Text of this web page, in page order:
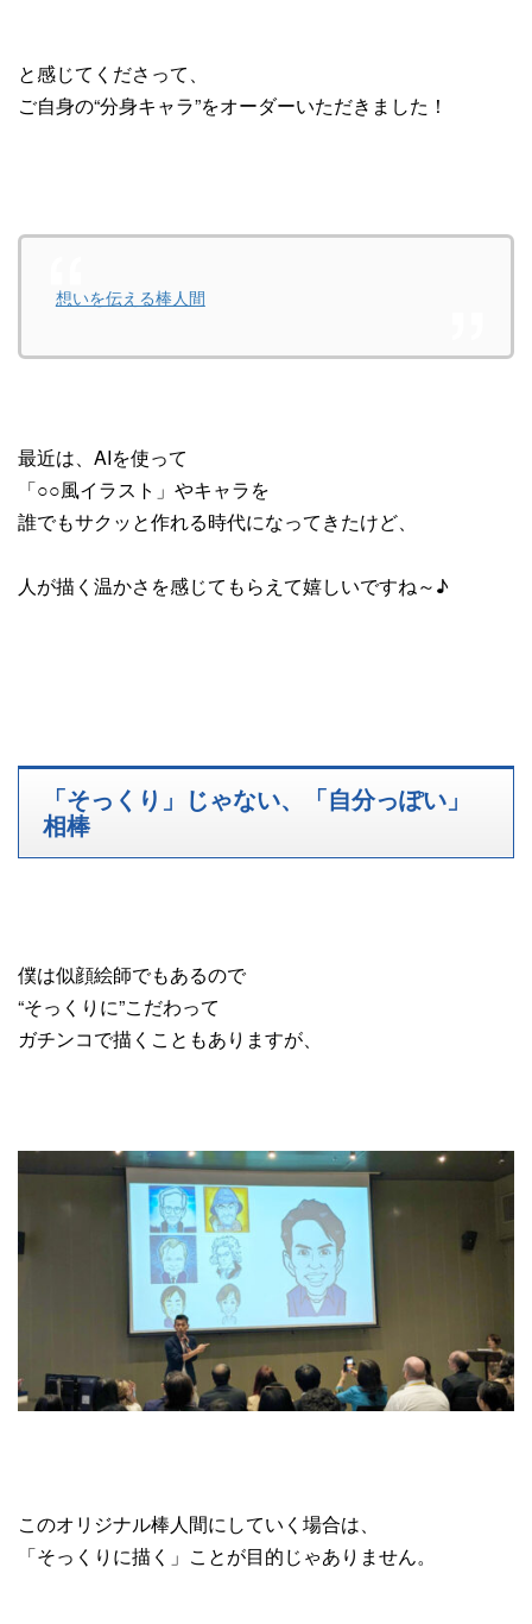
と感じてくださって、
ご自身の“分身キャラ”をオーダーいただきました！
想いを伝える棒人間
最近は、AIを使って
「○○風イラスト」やキャラを
誰でもサクッと作れる時代になってきたけど、
人が描く温かさを感じてもらえて嬉しいですね～♪
「そっくり」じゃない、「自分っぽい」
相棒
僕は似顔絵師でもあるので
“そっくりに”こだわって
ガチンコで描くこともありますが、
このオリジナル棒人間にしていく場合は、
「そっくりに描く」ことが目的じゃありません。